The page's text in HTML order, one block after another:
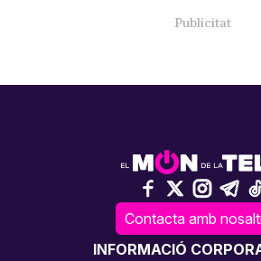
Contacta amb
INFORMACIÓ